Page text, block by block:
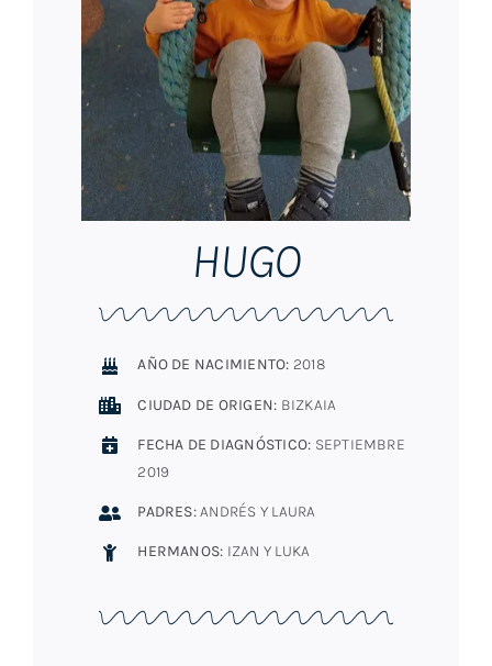
HUGO
AÑO DE NACIMIENTO: 2018
CIUDAD DE ORIGEN: BIZKAIA
FECHA DE DIAGNÓSTICO: SEPTIEMBRE
2019
PADRES:ANDRÉS Y LAURA
HERMANOS: IZAN Y LUKA